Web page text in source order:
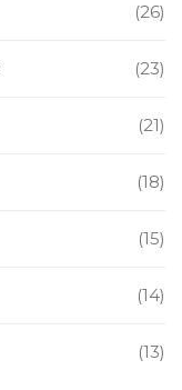
(26)
(23)
(21)
(18)
(15)
(14)
(13)